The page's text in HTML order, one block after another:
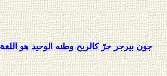
جون بيرجر حرّ كالريح وطنه الوحيد هو اللغة